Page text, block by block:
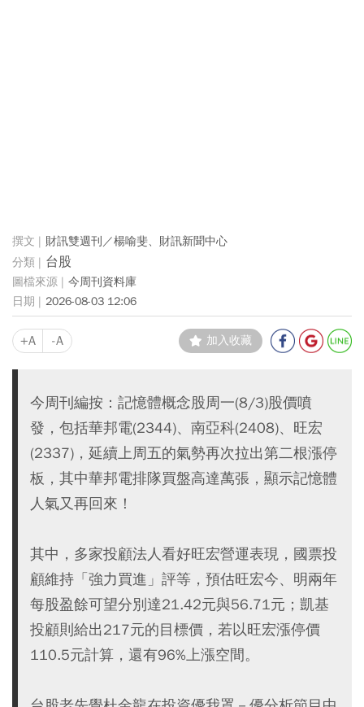
財訊雙週刊／楊喻斐、財訊新聞中心
台股
今周刊資料庫
2026-08-03 12:06
+A -A 加入收藏
今周刊編按：記憶體概念股周一(8/3)股價噴
發，包括華邦電(2344)、南亞科(2408)、旺宏
(2337)，延續上周五的氣勢再次拉出第二根漲停
板，其中華邦電排隊買盤高達萬張，顯示記憶體
人氣又再回來！
其中，多家投顧法人看好旺宏營運表現，國票投
顧維持「強力買進」評等，預估旺宏今、明兩年
每股盈餘可望分別達21.42元與56.71元；凱基
投顧則給出217元的目標價，若以旺宏漲停價
110.5元計算，還有96%上漲空間。